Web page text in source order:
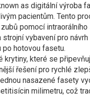
as digitální výroba
pacientům. Tento
pomocí intraorálního
vybavení pro návrh
hotovou fasetu.
krytiny, které se
řešení pro rychlé
nasazené fasety
milimetru, což